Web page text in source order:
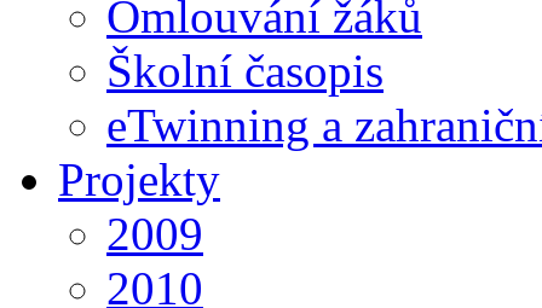
Omlouvání žáků
Školní časopis
eTwinning a
Projekty
2009
2010